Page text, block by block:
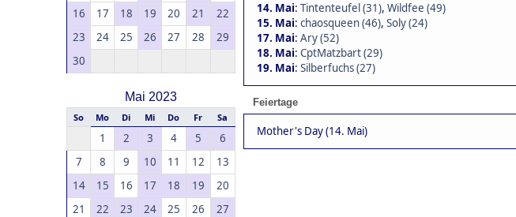
16
17 18 19 20 21
22
23
24 25 26 27 28
29
30
Mai 2023
So Mo Di Mi Do Fr Sa
1 2 3 4 5
6
7
8 9 10 11 12
13
14
15 16 17 18 19
20
21
22 23 24 25 26
27
14. Mai: Tintenteufel (31), Wildfee (49)
15. Mai: chaosqueen (46), Soly (24)
17. Mai: Ary (52)
18. Mai: CptMatzbart (29)
19. Mai: Silberfuchs (27)
Feiertage
Mother's Day (14. Mai)